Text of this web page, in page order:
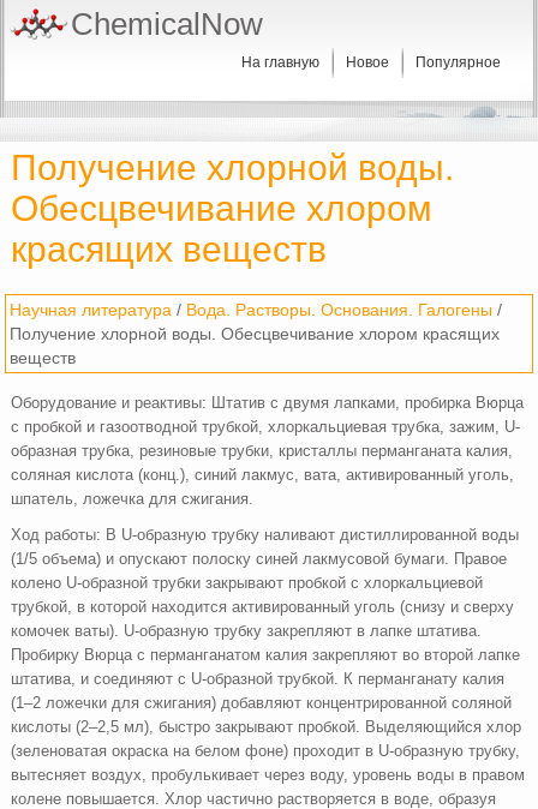
ChemicalNow
На главную Новое Популярное
Получение хлорной воды.
Обесцвечивание хлором
красящих веществ
Научная литература / Вода. Растворы. Основания. Галогены /
Получение хлорной воды. Обесцвечивание хлором красящих
веществ
Оборудование и реактивы: Штатив с двумя лапками, пробирка Вюрца
с пробкой и газоотводной трубкой, хлоркальциевая трубка, зажим, U-
образная трубка, резиновые трубки, кристаллы перманганата калия,
соляная кислота (конц.), синий лакмус, вата, активированный уголь,
шпатель, ложечка для сжигания.
Ход работы: В U-образную трубку наливают дистиллированной воды
(1/5 объема) и опускают полоску синей лакмусовой бумаги. Правое
колено U-образной трубки закрывают пробкой с хлоркальциевой
трубкой, в которой находится активированный уголь (снизу и сверху
комочек ваты). U-образную трубку закрепляют в лапке штатива.
Пробирку Вюрца с перманганатом калия закрепляют во второй лапке
штатива, и соединяют с U-образной трубкой. К перманганату калия
(1–2 ложечки для сжигания) добавляют концентрированной соляной
кислоты (2–2,5 мл), быстро закрывают пробкой. Выделяющийся хлор
(зеленоватая окраска на белом фоне) проходит в U-образную трубку,
вытесняет воздух, пробулькивает через воду, уровень воды в правом
колене повышается. Хлор частично растворяется в воде, образуя